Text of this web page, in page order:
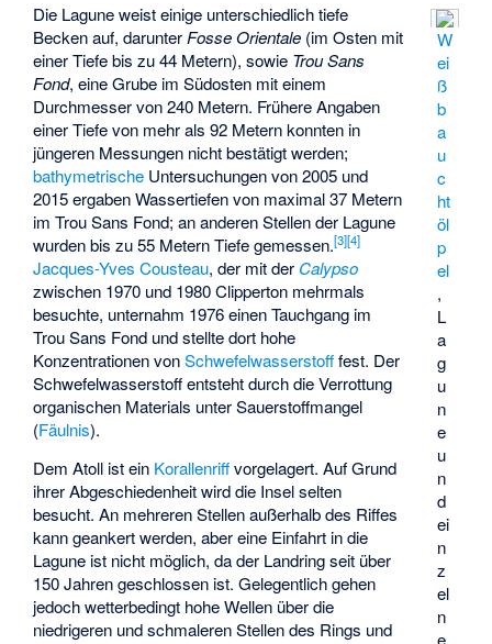
W
ei
ß
b
a
u
c
ht
öl
p
el
,
L
a
g
u
n
e
u
n
d
ei
n
z
el
n
e
Die Lagune weist einige unterschiedlich tiefe
Becken auf, darunter Fosse Orientale (im Osten mit
einer Tiefe bis zu 44 Metern), sowie Trou Sans
Fond, eine Grube im Südosten mit einem
Durchmesser von 240 Metern. Frühere Angaben
einer Tiefe von mehr als 92 Metern konnten in
jüngeren Messungen nicht bestätigt werden;
bathymetrische Untersuchungen von 2005 und
2015 ergaben Wassertiefen von maximal 37 Metern
im Trou Sans Fond; an anderen Stellen der Lagune
wurden bis zu 55 Metern Tiefe gemessen.[3][4]
Jacques-Yves Cousteau, der mit der Calypso
zwischen 1970 und 1980 Clipperton mehrmals
besuchte, unternahm 1976 einen Tauchgang im
Trou Sans Fond und stellte dort hohe
Konzentrationen vonSchwefelwasserstofffest. Der
Schwefelwasserstoff entsteht durch die Verrottung
organischen Materials unter Sauerstoffmangel
(Fäulnis).
Dem Atoll ist ein Korallenriffvorgelagert. Auf Grund
ihrer Abgeschiedenheit wird die Insel selten
besucht. An mehreren Stellen außerhalb des Riffes
kann geankert werden, aber eine Einfahrt in die
Lagune ist nicht möglich, da der Landring seit über
150 Jahren geschlossen ist. Gelegentlich gehen
jedoch wetterbedingt hohe Wellen über die
niedrigeren und schmaleren Stellen des Rings und